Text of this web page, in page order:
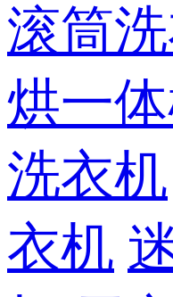
滚筒
烘一
洗衣机
衣机